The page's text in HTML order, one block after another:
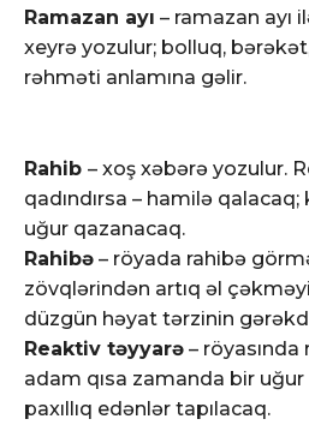
Ramazan ayı – ramazan ayı
xeyrə yozulur; bolluq, bərəkət,
rəhməti anlamına gəlir.
Rahib – xoş xəbərə yozulur.
qadındırsa – hamilə
uğur qazanacaq.
Rahibə – röyada rahibə
zövqlərindən artıq əl
düzgün həyat tərzinin
Reaktiv təyyarə –
adam qısa zamanda bir
paxıllıq edənlər tapılacaq.